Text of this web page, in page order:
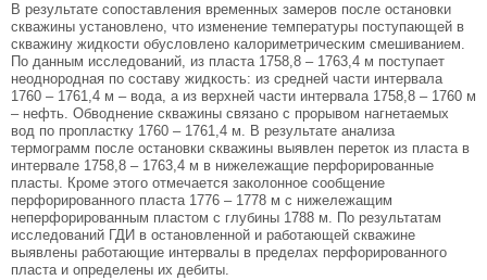
В результате сопоставления временных замеров после остановки
скважины установлено, что изменение температуры поступающей в
скважину жидкости обусловлено калориметрическим смешиванием.
По данным исследований, из пласта 1758,8 – 1763,4 м поступает
неоднородная по составу жидкость: из средней части интервала
1760 – 1761,4 м – вода, а из верхней части интервала 1758,8 – 1760 м
– нефть. Обводнение скважины связано с прорывом нагнетаемых
вод по пропластку 1760 – 1761,4 м. В результате анализа
термограмм после остановки скважины выявлен переток из пласта в
интервале 1758,8 – 1763,4 м в нижележащие перфорированные
пласты. Кроме этого отмечается заколонное сообщение
перфорированного пласта 1776 – 1778 м с нижележащим
неперфорированным пластом с глубины 1788 м. По результатам
исследований ГДИ в остановленной и работающей скважине
выявлены работающие интервалы в пределах перфорированного
пласта и определены их дебиты.